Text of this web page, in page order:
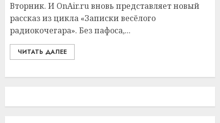
Вторник. И OnAir.ru вновь представляет новый
рассказ из цикла «Записки весёлого
радиокочегара». Без пафоса,...
ЧИТАТЬ ДАЛЕЕ